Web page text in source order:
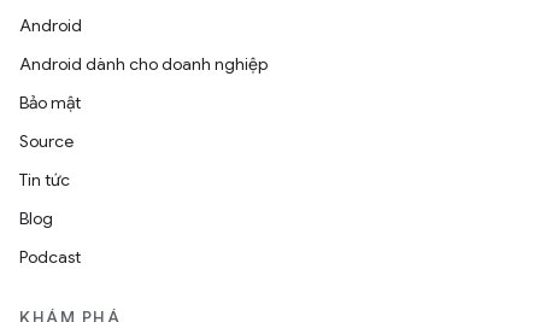
Android
Android dành cho doanh nghiệp
Bảo mật
Source
Tin tức
Blog
Podcast
KHÁM PHÁ